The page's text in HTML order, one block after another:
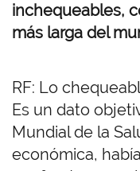
inchequeables,
más larga del
RF: Lo
Es un dato
Mundial de la
económica,